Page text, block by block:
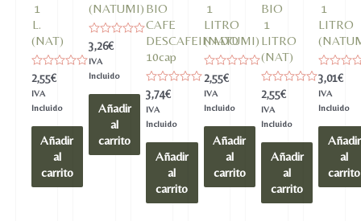
1
L.
(NAT)
Valorado
en
0
de
2,55€
IVA
Incluido
Añadir
al
carrito
(NATUMI)
Valorado
en
0
de
3,26€
IVA
Incluido
Añadir
al
carrito
BIO
CAFE
DESCAFEINADO
10cap
Valorado
en
0
de
3,74€
IVA
Incluido
Añadir
al
carrito
1
LITRO
(NATUMI)
Valorado
en
0
de
2,55€
IVA
Incluido
Añadir
al
carrito
BIO
1
LITRO
(NAT)
Valorado
en
0
de
2,55€
IVA
Incluido
Añadir
al
carrito
1
LITRO
Valorado
en
0
de
3,01€
IVA
Incluido
Añadir
al
carrito